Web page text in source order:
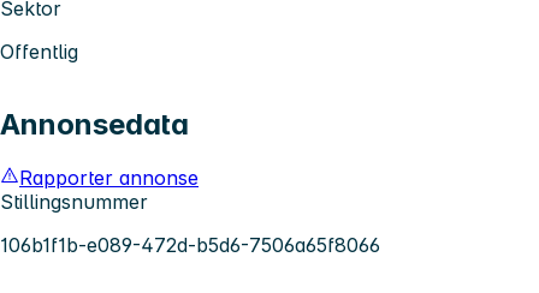
Sektor
Offentlig
Annonsedata
Rapporter annonse
Stillingsnummer
106b1f1b-e089-472d-b5d6-7506a65f8066